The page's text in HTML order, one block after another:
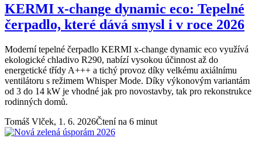
KERMI x-change dynamic eco: Tepelné
čerpadlo, které dává smysl i v roce 2026
Moderní tepelné čerpadlo KERMI x-change dynamic eco využívá
ekologické chladivo R290, nabízí vysokou účinnost až do
energetické třídy A+++ a tichý provoz díky velkému axiálnímu
ventilátoru s režimem Whisper Mode. Díky výkonovým variantám
od 3 do 14 kW je vhodné jak pro novostavby, tak pro rekonstrukce
rodinných domů.
Tomáš Vlček, 1. 6. 2026Čtení na 6 minut